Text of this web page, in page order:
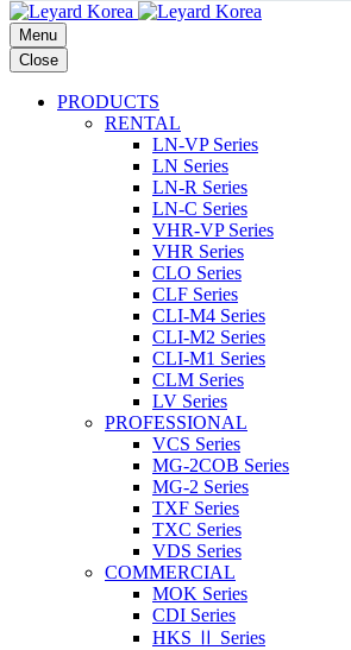
Menu
Close
PRODUCTS
RENTAL
LN-VP Series
LN Series
LN-R Series
LN-C Series
VHR-VP Series
VHR Series
CLO Series
CLF Series
CLI-M4 Series
CLI-M2 Series
CLI-M1 Series
CLM Series
LV Series
PROFESSIONAL
VCS Series
MG-2COB Series
MG-2 Series
TXF Series
TXC Series
VDS Series
COMMERCIAL
MOK Series
CDI Series
HKS Ⅱ Series